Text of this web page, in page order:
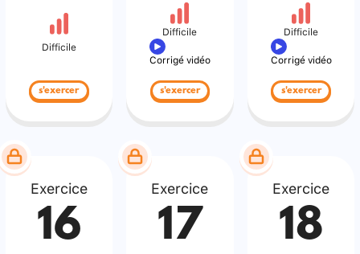
Difficile
s'exercer
Difficile
Corrigé vidéo
s'exercer
Difficile
Corrigé vidéo
s'exercer
Exercice
16
Exercice
17
Exercice
18